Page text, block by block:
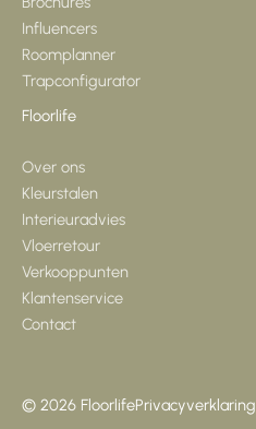
Influencers
Roomplanner
Trapconfigurator
Floorlife
Over ons
Kleurstalen
Interieuradvies
Vloerretour
Verkooppunten
Klantenservice
Contact
© 2026 FloorlifePrivacyverklaring